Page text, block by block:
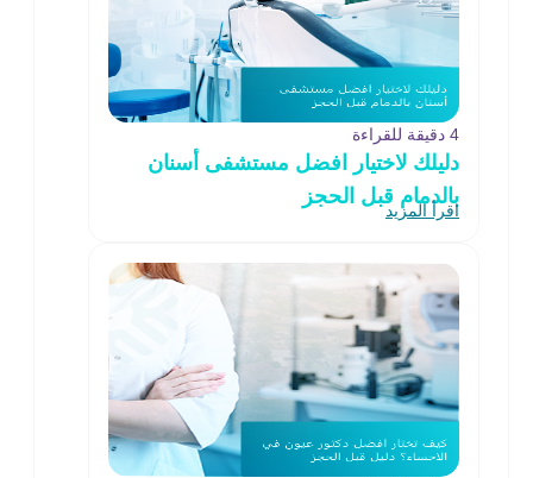
4 دقيقة للقراءة
دليلك لاختيار افضل مستشفى أسنان
بالدمام قبل الحجز
اقرأ المزيد